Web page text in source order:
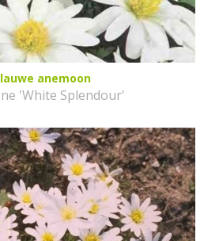
anemoon
'White Splendour'